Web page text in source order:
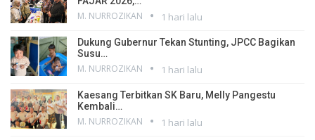
M. NURROZIKAN 1 hari lalu
Dukung Gubernur Tekan Stunting, JPCC Bagikan
Susu…
M. NURROZIKAN 1 hari lalu
Kaesang Terbitkan SK Baru, Melly Pangestu
Kembali…
M. NURROZIKAN 1 hari lalu